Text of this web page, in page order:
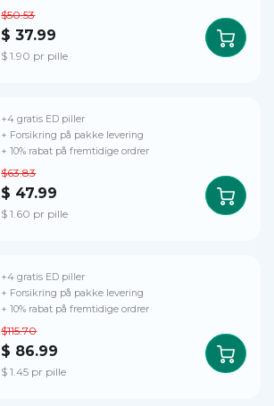
$50.53
$ 37.99
$ 1.90 pr pille
$63.83
$ 47.99
$ 1.60 pr pille
+4 gratis ED piller
+ Forsikring på pakke levering
+ 10% rabat på fremtidige ordrer
$115.70
$ 86.99
$ 1.45 pr pille
+4 gratis ED piller
+ Forsikring på pakke levering
+ 10% rabat på fremtidige ordrer